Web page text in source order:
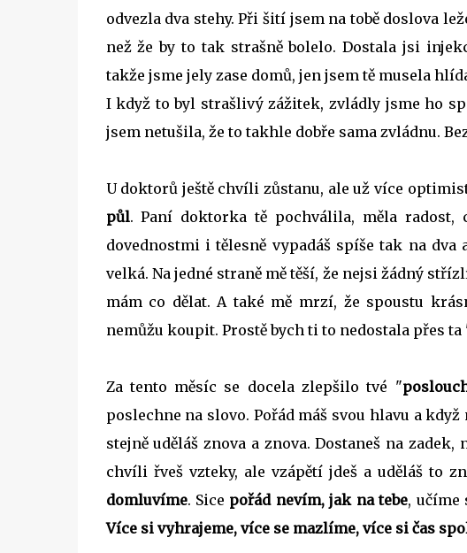
odvezla dva stehy. Při šití jsem na tobě doslova
než že by to tak strašně bolelo. Dostala jsi
takže jsme jely zase domů, jen jsem tě musela
I když to byl strašlivý zážitek, zvládly jsme ho
jsem netušila, že to takhle dobře sama zvládnu.
U doktorů ještě chvíli zůstanu, ale už více
půl. Paní doktorka tě pochválila, měla radost,
dovednostmi i tělesně vypadáš spíše tak na
velká. Na jedné straně mě těší, že nejsi žádný
mám co dělat. A také mě mrzí, že spoustu
nemůžu koupit. Prostě bych ti to nedostala přes ta
Za tento měsíc se docela zlepšilo tvé "
poslechne na slovo. Pořád máš svou hlavu a
stejně uděláš znova a znova. Dostaneš na
chvíli řveš vzteky, ale vzápětí jdeš a uděláš to
domluvíme. Sice pořád nevím, jak na tebe, učíme
Více si vyhrajeme, více se mazlíme, více si čas